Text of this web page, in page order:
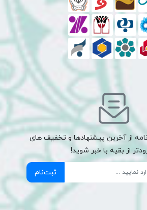
از آخرین پیشنهادها و تخفیف های
از بقیه با خبر شوید!
ثبت‌نام